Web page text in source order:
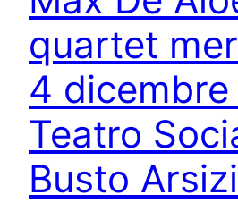
quartet
4 dicembre
Teatro
Busto